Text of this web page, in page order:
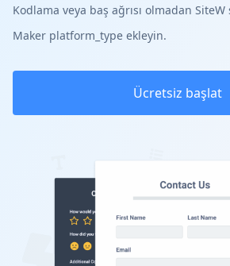
Kodlama veya baş ağrısı olmadan
Maker platform_type ekleyin.
Ücretsiz başlat